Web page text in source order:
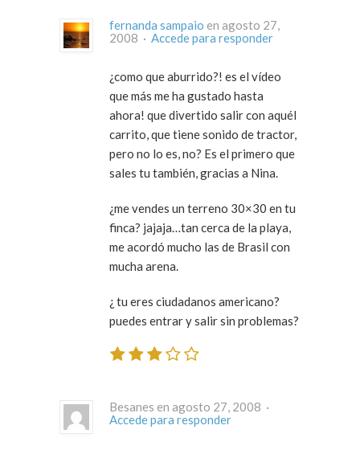
fernanda sampaio en agosto 27,
2008 · Accede para responder
¿como que aburrido?! es el vídeo
que más me ha gustado hasta
ahora! que divertido salir con aquél
carrito, que tiene sonido de tractor,
pero no lo es, no? Es el primero que
sales tu también, gracias a Nina.
¿me vendes un terreno 30×30 en tu
finca? jajaja…tan cerca de la playa,
me acordó mucho las de Brasil con
mucha arena.
¿ tu eres ciudadanos americano?
puedes entrar y salir sin problemas?
Besanes en agosto 27, 2008 ·
Accede para responder